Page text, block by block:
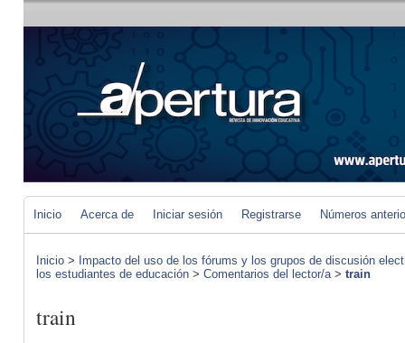
Inicio Acerca de Iniciar sesión Registrarse Números
Inicio > Impacto del uso de los fórums y los grupos de discusión
los estudiantes de educación > Comentarios del lector/a> train
train